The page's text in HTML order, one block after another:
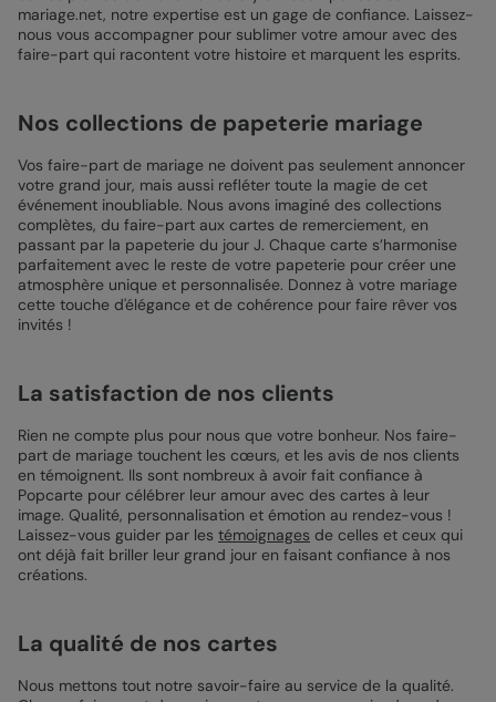
mariage.net, notre expertise est un gage de confiance. Laissez-
nous vous accompagner pour sublimer votre amour avec des
faire-part qui racontent votre histoire et marquent les esprits.
Nos collections de papeterie mariage
Vos faire-part de mariage ne doivent pas seulement annoncer
votre grand jour, mais aussi refléter toute la magie de cet
événement inoubliable. Nous avons imaginé des collections
complètes, du faire-part aux cartes de remerciement, en
passant par la papeterie du jour J. Chaque carte s’harmonise
parfaitement avec le reste de votre papeterie pour créer une
atmosphère unique et personnalisée. Donnez à votre mariage
cette touche d'élégance et de cohérence pour faire rêver vos
invités !
La satisfaction de nos clients
Rien ne compte plus pour nous que votre bonheur. Nos faire-
part de mariage touchent les cœurs, et les avis de nos clients
en témoignent. Ils sont nombreux à avoir fait confiance à
Popcarte pour célébrer leur amour avec des cartes à leur
image. Qualité, personnalisation et émotion au rendez-vous !
Laissez-vous guider par les témoignages de celles et ceux qui
ont déjà fait briller leur grand jour en faisant confiance à nos
créations.
La qualité de nos cartes
Nous mettons tout notre savoir-faire au service de la qualité.